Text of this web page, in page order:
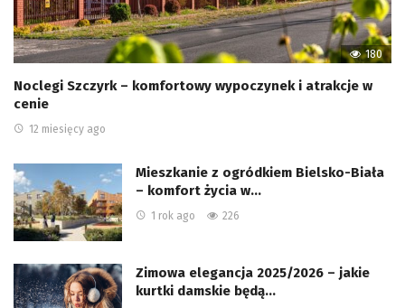
180
Noclegi Szczyrk – komfortowy wypoczynek i atrakcje w
cenie
12 miesięcy ago
Mieszkanie z ogródkiem Bielsko-Biała
– komfort życia w…
1 rok ago 226
Zimowa elegancja 2025/2026 – jakie
kurtki damskie będą…